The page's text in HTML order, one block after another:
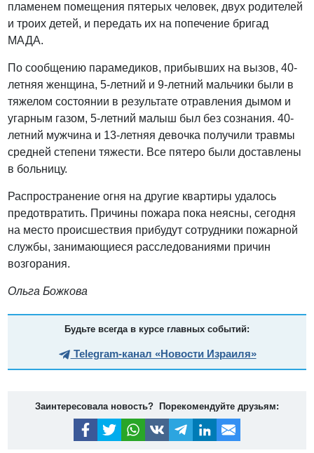
пламенем помещения пятерых человек, двух родителей
и троих детей, и передать их на попечение бригад
МАДА.
По сообщению парамедиков, прибывших на вызов, 40-
летняя женщина, 5-летний и 9-летний мальчики были в
тяжелом состоянии в результате отравления дымом и
угарным газом, 5-летний малыш был без сознания. 40-
летний мужчина и 13-летняя девочка получили травмы
средней степени тяжести. Все пятеро были доставлены
в больницу.
Распространение огня на другие квартиры удалось
предотвратить. Причины пожара пока неясны, сегодня
на место происшествия прибудут сотрудники пожарной
службы, занимающиеся расследованиями причин
возгорания.
Ольга Божкова
Будьте всегда в курсе главных событий:
Telegram-канал «Новости Израиля»
Заинтересовала новость? Порекомендуйте друзьям: